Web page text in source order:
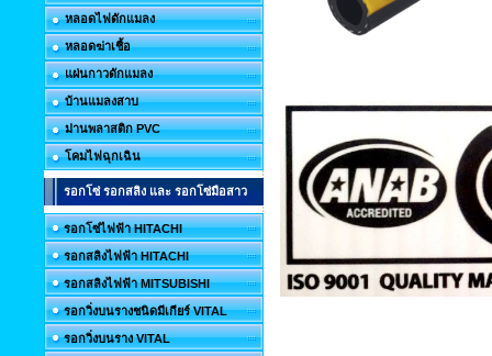
หลอดไฟดักแมลง
หลอดฆ่าเชื้อ
แผ่นกาวดักแมลง
บ้านแมลงสาบ
ม่านพลาสติก PVC
โคมไฟฉุกเฉิน
รอกโซ่ รอกสลิง และ รอกโซ่มือสาว
รอกโซ่ไฟฟ้า HITACHI
รอกสลิงไฟฟ้า HITACHI
รอกสลิงไฟฟ้า MITSUBISHI
รอกวิ่งบนรางชนิดมีเกียร์ VITAL
รอกวิ่งบนราง VITAL